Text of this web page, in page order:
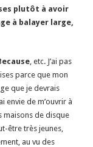
plutôt à avoir
à balayer large,
, etc. J’ai pas
parce que mon
que je devrais
envie de m’ouvrir à
maisons de disque
être très jeunes,
au vu des